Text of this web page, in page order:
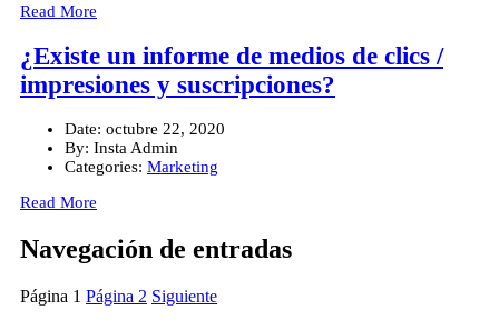
Read More
¿Existe un informe de medios de clics /
impresiones y suscripciones?
Date: octubre 22, 2020
By: Insta Admin
Categories: Marketing
Read More
Navegación de entradas
Página 1 Página 2 Siguiente